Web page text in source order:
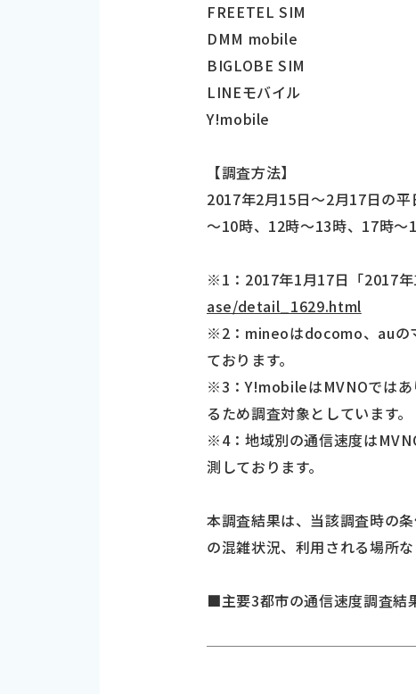
FREETEL SIM
DMM mobile
BIGLOBE SIM
LINEモバイル
Y!mobile
【調査方法】
2017年2月15日～2月17日の
～10時、12時～13時、17時～
※1：2017年1月17日「2017年
ase/detail_1629.html
※2：mineoはdocomo、auの
ております。
※3：Y!mobileはMVNOではあ
るため調査対象としています。
※4：地域別の通信速度は
測しております。
本調査結果は、当該調査時の
の混雑状況、利用される場所
■主要3都市の通信速度調査結